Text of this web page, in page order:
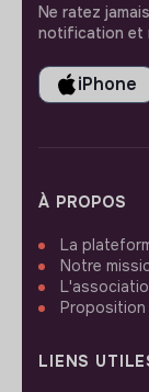
Ne ratez
notification et
iPhone
À PROPOS
La
Notre
LIENS